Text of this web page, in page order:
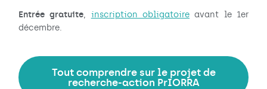
Entrée gratuite, inscription obligatoire avant le 1er
décembre.
Tout comprendre sur le projet de
recherche-action PrIORRA